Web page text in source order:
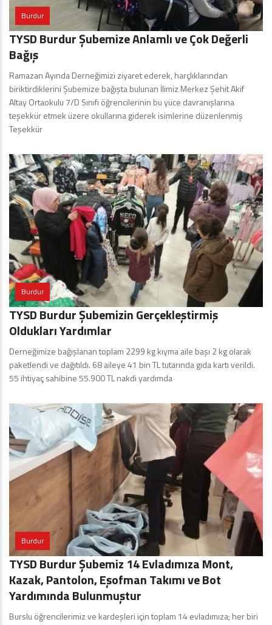
Burdur
TYSD Burdur Şubemize Anlamlı ve Çok Değerli
Bağış
Ramazan Ayında Derneğimizi ziyaret ederek, harçlıklarından
biriktirdiklerini Şubemize bağışta bulunan İlimiz Merkez Şehit Akif
Altay Ortaokulu 7/D Sınıfı öğrencilerinin bu yüce davranışlarına
teşekkür etmek üzere okullarına giderek isimlerine düzenlenmiş
Teşekkür
Burdur
TYSD Burdur Şubemizin Gerçekleştirmiş
Oldukları Yardımlar
Derneğimize bağışlanan toplam 2299 kg kıyma aile başı 2 kg olarak
paketlendi ve dağıtıldı. 68 aileye 41 bin TL tutarında gıda kartı verildi.
55 ihtiyaç sahibine 55.900 TL nakdi yardımda
Burdur
TYSD Burdur Şubemiz 14 Evladımıza Mont,
Kazak, Pantolon, Eşofman Takımı ve Bot
Yardımında Bulunmuştur
Burslu öğrencilerimiz ve kardeşleri için toplam 14 evladımıza; her biri